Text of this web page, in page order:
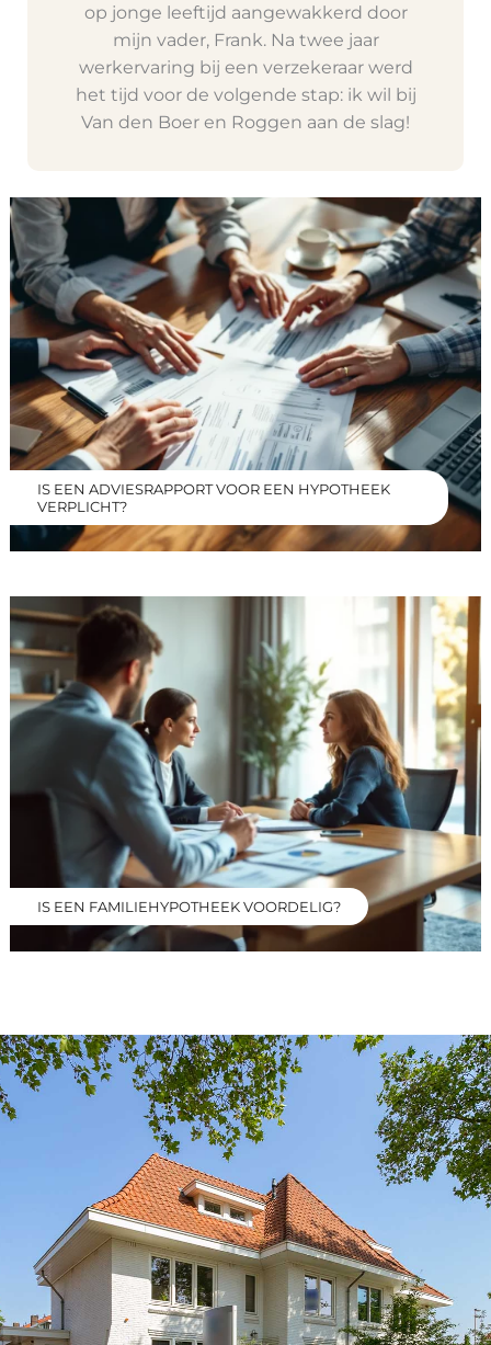
op jonge leeftijd aangewakkerd door
mijn vader, Frank. Na twee jaar
werkervaring bij een verzekeraar werd
het tijd voor de volgende stap: ik wil bij
Van den Boer en Roggen aan de slag!
IS EEN ADVIESRAPPORT VOOR EEN HYPOTHEEK
VERPLICHT?
IS EEN FAMILIEHYPOTHEEK VOORDELIG?